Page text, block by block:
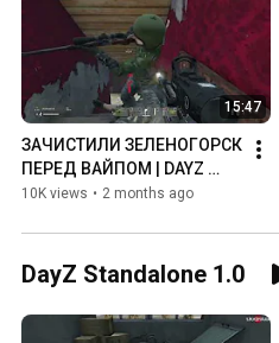
15:47
ЗАЧИСТИЛИ ЗЕЛЕНОГОРСК
ПЕРЕД ВАЙПОМ | DAYZ
GROZA 1.29
10K views • 2 months ago
DayZ Standalone 1.0